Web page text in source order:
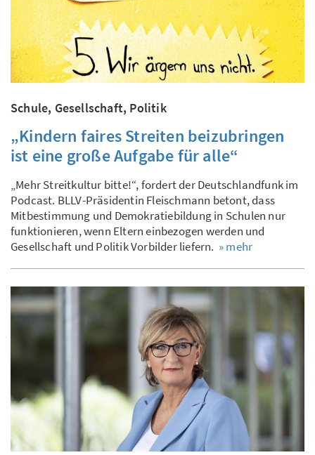
Schule, Gesellschaft, Politik
„Kindern faires Streiten beizubringen
ist eine große Aufgabe für alle“
„Mehr Streitkultur bitte!“, fordert der Deutschlandfunk im
Podcast. BLLV-Präsidentin Fleischmann betont, dass
Mitbestimmung und Demokratiebildung in Schulen nur
funktionieren, wenn Eltern einbezogen werden und
Gesellschaft und Politik Vorbilder liefern. » mehr